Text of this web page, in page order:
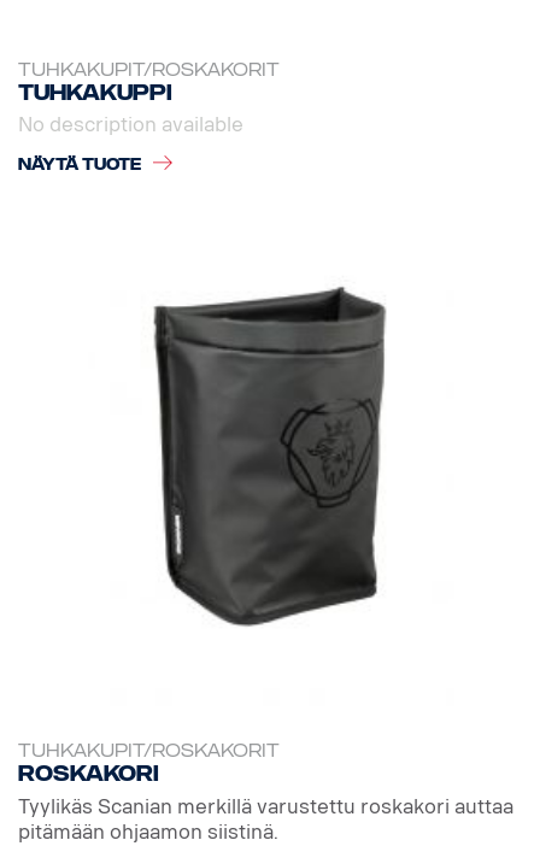
TUHKAKUPIT/ROSKAKORIT
Tuhkakuppi
No description available
NÄYTÄ TUOTE
TUHKAKUPIT/ROSKAKORIT
Roskakori
Tyylikäs Scanian merkillä varustettu roskakori auttaa
pitämään ohjaamon siistinä.